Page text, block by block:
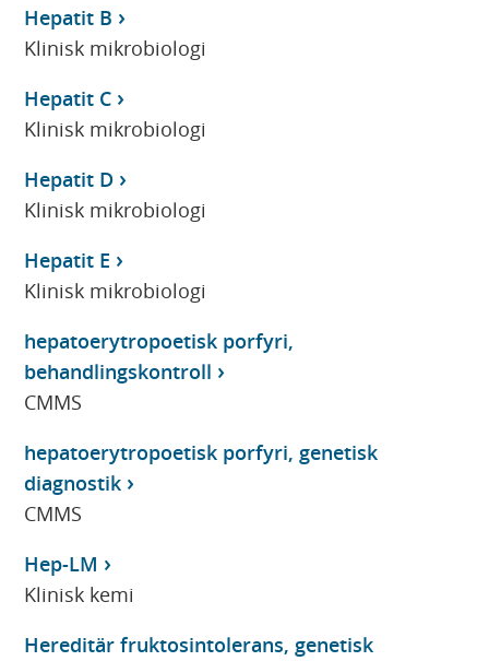
Hepatit B
Klinisk mikrobiologi
Hepatit C
Klinisk mikrobiologi
Hepatit D
Klinisk mikrobiologi
Hepatit E
Klinisk mikrobiologi
hepatoerytropoetisk porfyri,
behandlingskontroll
CMMS
hepatoerytropoetisk porfyri, genetisk
diagnostik
CMMS
Hep-LM
Klinisk kemi
Hereditär fruktosintolerans, genetisk